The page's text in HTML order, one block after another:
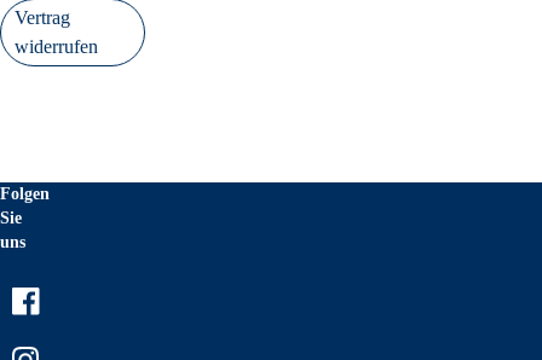
Vertrag
widerrufen
Folgen
Sie
uns